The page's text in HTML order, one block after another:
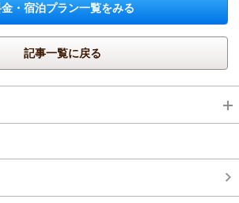
・宿泊プラン一覧をみる
記事一覧に戻る